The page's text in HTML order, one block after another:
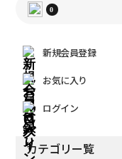
0
新規会員登録
お気に入り
ログイン
カテゴリー覧